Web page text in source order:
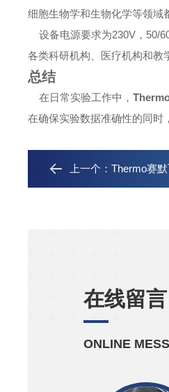
细胞生物学和生物化学等领域
设备电源要求为230V，50/
各类科研机构、医疗机构和教
总结
在日常实验工作中，
在确保实验数据准确性的同时
上一个： Thermo赛
在线留言
ONLINE